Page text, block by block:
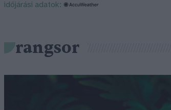
időjárási adatok:
rangsor